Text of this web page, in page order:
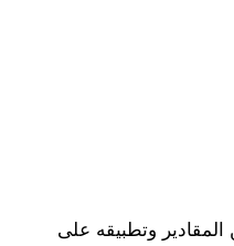
وتطبيقه على